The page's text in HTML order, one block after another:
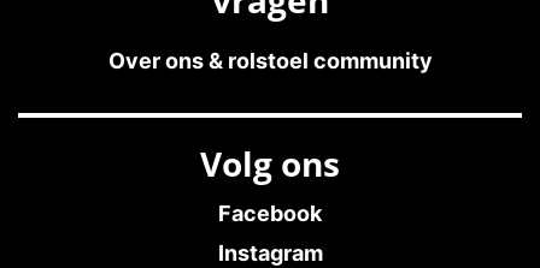
Over ons & rolstoel community
Volg ons
Facebook
Instagram